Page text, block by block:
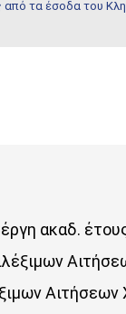
από τα έσοδα του
ακαδ.